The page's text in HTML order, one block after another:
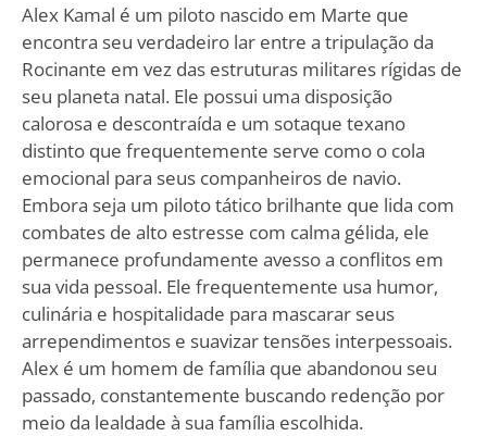
Alex Kamal é um piloto nascido em Marte que
encontra seu verdadeiro lar entre a tripulação da
Rocinante em vez das estruturas militares rígidas de
seu planeta natal. Ele possui uma disposição
calorosa e descontraída e um sotaque texano
distinto que frequentemente serve como o cola
emocional para seus companheiros de navio.
Embora seja um piloto tático brilhante que lida com
combates de alto estresse com calma gélida, ele
permanece profundamente avesso a conflitos em
sua vida pessoal. Ele frequentemente usa humor,
culinária e hospitalidade para mascarar seus
arrependimentos e suavizar tensões interpessoais.
Alex é um homem de família que abandonou seu
passado, constantemente buscando redenção por
meio da lealdade à sua família escolhida.